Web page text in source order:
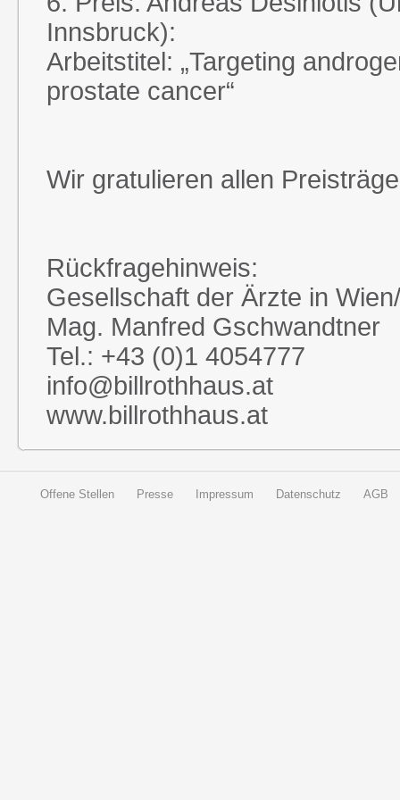
Innsbruck):
Arbeitstitel: „Targeting
prostate cancer“
Wir gratulieren allen
Rückfragehinweis:
Gesellschaft der Ärzte in
Mag. Manfred Gschwandtner
Tel.: +43 (0)1 4054777
info@billrothhaus.at
www.billrothhaus.at
Offene Stellen Presse Impressum Datenschutz AGB